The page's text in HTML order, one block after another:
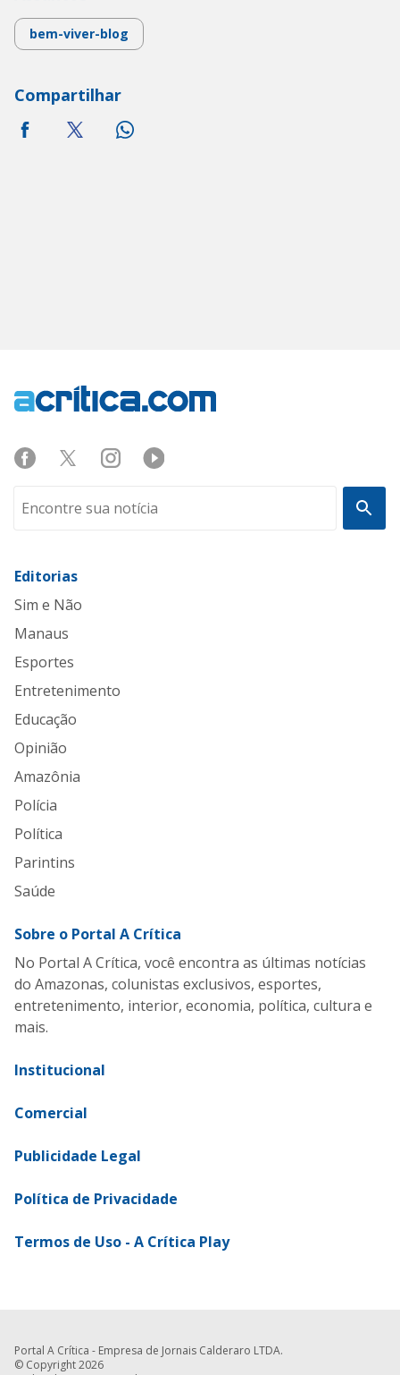
bem-viver-blog
Compartilhar
Editorias
Sim e Não
Manaus
Esportes
Entretenimento
Educação
Opinião
Amazônia
Polícia
Política
Parintins
Saúde
Sobre o Portal A Crítica
No Portal A Crítica, você encontra as últimas notícias
do Amazonas, colunistas exclusivos, esportes,
entretenimento, interior, economia, política, cultura e
mais.
Institucional
Comercial
Publicidade Legal
Política de Privacidade
Termos de Uso - A Crítica Play
Portal A Crítica - Empresa de Jornais Calderaro LTDA.
© Copyright 2026